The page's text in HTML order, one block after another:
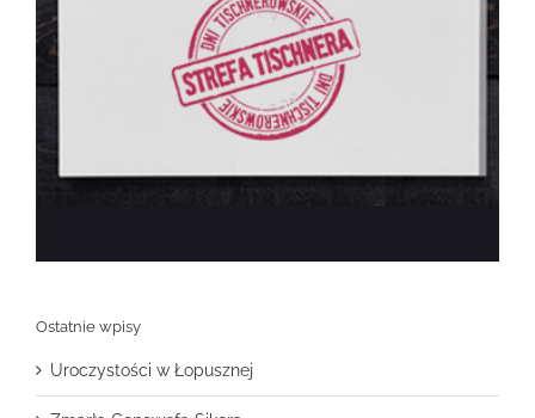
Ostatnie wpisy
Uroczystości w Łopusznej